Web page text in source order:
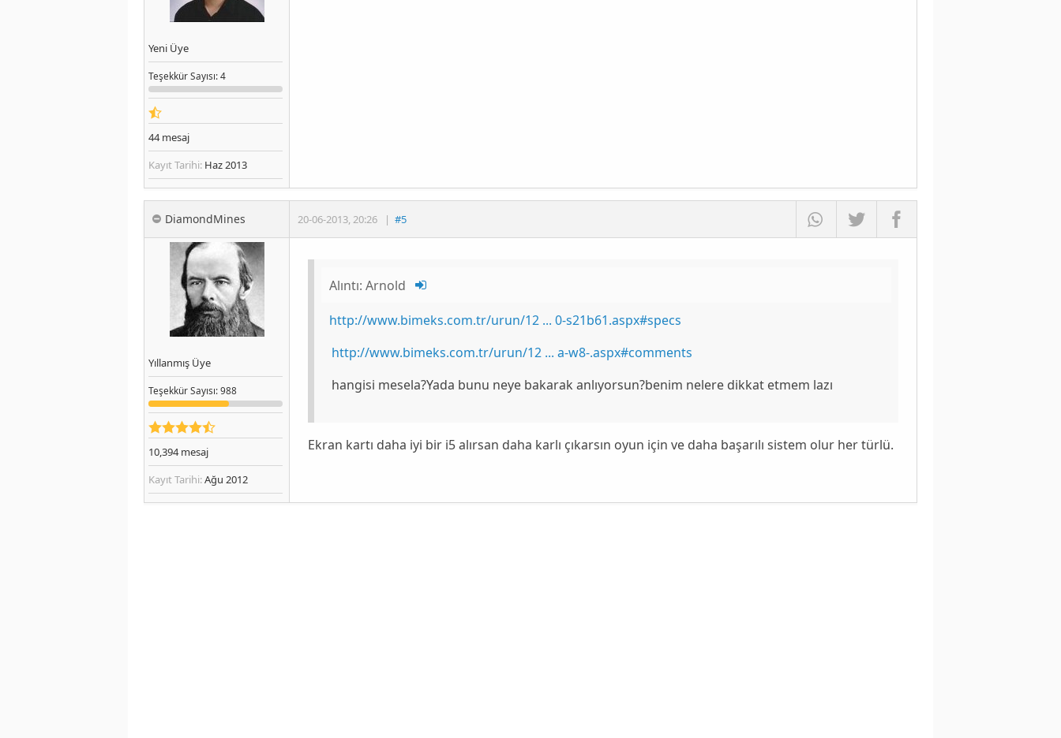
Yeni Üye
TeşekkürSayısı: 4
44mesaj
Kayıt Tarihi: Haz 2013
DiamondMines 20-06-2013,20:26 | #5
Yıllanmış Üye
TeşekkürSayısı: 988
10,394mesaj
Kayıt Tarihi:Ağu 2012
Alıntı: Arnold
http://www.bimeks.com.tr/urun/12 ... 0-s21b61.aspx#specs
http://www.bimeks.com.tr/urun/12 ... a-w8-.aspx#comments
hangisi mesela?Yada bunu neye bakarak anlıyorsun?benim nelere dikkat etmem lazı
Ekran kartı daha iyi bir i5 alırsan daha karlı çıkarsın oyun için ve daha başarılı sistem olur her türlü.